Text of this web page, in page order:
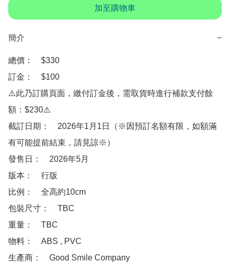
加至購物車
簡介 −
總價：　$330
訂金：　$100
⚠️此乃訂購頁面，繳付訂金後，需取貨時進行補款支付餘
額：$230⚠️
截訂日期：　2026年1月1日（※因預訂名額有限，如額滿
有可能提前結束，請見諒※）
發售日：　2026年5月
版本：　行版
比例：　全高約10cm
包裝尺寸：　TBC
重量：　TBC
物料：　ABS , PVC
生產商：　Good Smile Company